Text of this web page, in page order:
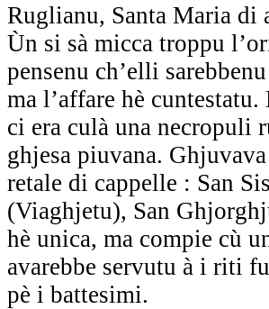
Ruglianu, Santa Maria di
Ùn si sà micca troppu
pensenu ch’elli
ma l’affare hè
ci era culà una necropuli
ghjesa piuvana.
retale di cappelle : San
(Viaghjetu), San
hè unica, ma compie cù
avarebbe servutu à i riti
pè i battesimi.